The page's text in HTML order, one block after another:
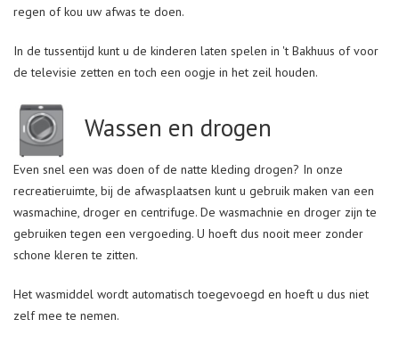
regen of kou uw afwas te doen.
In de tussentijd kunt u de kinderen laten spelen in 't Bakhuus of voor
de televisie zetten en toch een oogje in het zeil houden.
Wassen en drogen
Even snel een was doen of de natte kleding drogen? In onze
recreatieruimte, bij de afwasplaatsen kunt u gebruik maken van een
wasmachine, droger en centrifuge. De wasmachnie en droger zijn te
gebruiken tegen een vergoeding. U hoeft dus nooit meer zonder
schone kleren te zitten.
Het wasmiddel wordt automatisch toegevoegd en hoeft u dus niet
zelf mee te nemen.